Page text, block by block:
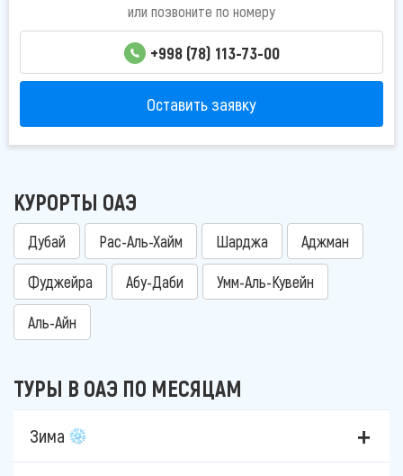
или позвоните по номеру
+998 (78) 113-73-00
Оставить заявку
КУРОРТЫ ОАЭ
Дубай Рас-Аль-Хайм Шарджа Аджман
Фуджейра Абу-Даби Умм-Аль-Кувейн
Аль-Айн
ТУРЫ В ОАЭ ПО МЕСЯЦАМ
Зима